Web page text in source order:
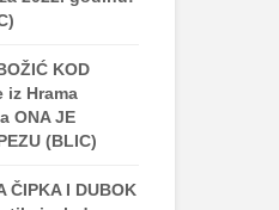
KOD
iz Hrama
ONA JE
(BLIC)
ČIPKA I DUBOK